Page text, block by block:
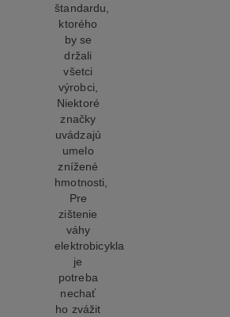
štandardu,
ktorého
by se
držali
všetci
výrobci,
Niektoré
značky
uvádzajú
umelo
znížené
hmotnosti,
Pre
zištenie
váhy
elektrobicykla
je
potreba
nechať
ho zvážit